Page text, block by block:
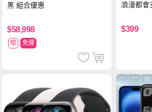
黑 組合優惠
$58,998
贈 免運
浪漫都會
$399